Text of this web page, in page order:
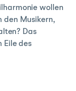
wollen
den Musikern,
Das
Eile des